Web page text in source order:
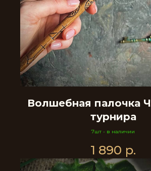
Волшебная палочка
турнира
7шт - в наличии
1 890 р.